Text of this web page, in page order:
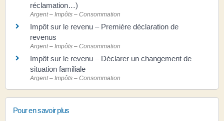
réclamation…)
Argent – Impôts – Consommation
Impôt sur le revenu – Première déclaration de
revenus
Argent – Impôts – Consommation
Impôt sur le revenu – Déclarer un changement de
situation familiale
Argent – Impôts – Consommation
Pour en savoir plus